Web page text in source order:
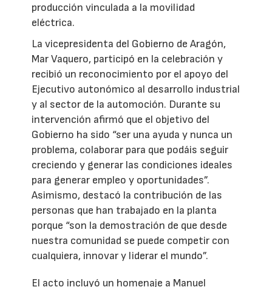
producción vinculada a la movilidad
eléctrica.
La vicepresidenta del Gobierno de Aragón,
Mar Vaquero, participó en la celebración y
recibió un reconocimiento por el apoyo del
Ejecutivo autonómico al desarrollo industrial
y al sector de la automoción. Durante su
intervención afirmó que el objetivo del
Gobierno ha sido “ser una ayuda y nunca un
problema, colaborar para que podáis seguir
creciendo y generar las condiciones ideales
para generar empleo y oportunidades”.
Asimismo, destacó la contribución de las
personas que han trabajado en la planta
porque “son la demostración de que desde
nuestra comunidad se puede competir con
cualquiera, innovar y liderar el mundo”.
El acto incluyó un homenaje a Manuel